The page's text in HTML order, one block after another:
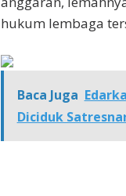
hukum lembaga
Baca Juga
Diciduk